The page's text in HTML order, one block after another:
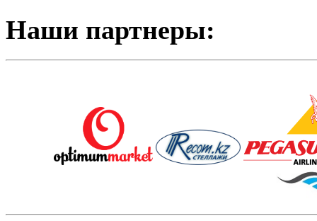
Наши партнеры: